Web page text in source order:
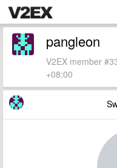
pangleon
V2EX member
+08:00